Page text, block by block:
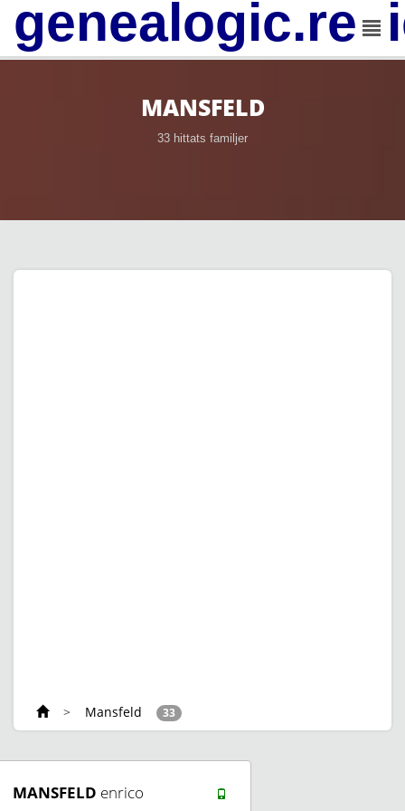
MANSFELD
33 hittats familjer
> Mansfeld 33
MANSFELD enrico